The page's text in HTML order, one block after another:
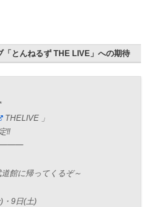
「とんねるず THE LIVE」への期待
THELIVE 」
‼️
館に帰ってくるぞ～
・9日(土)